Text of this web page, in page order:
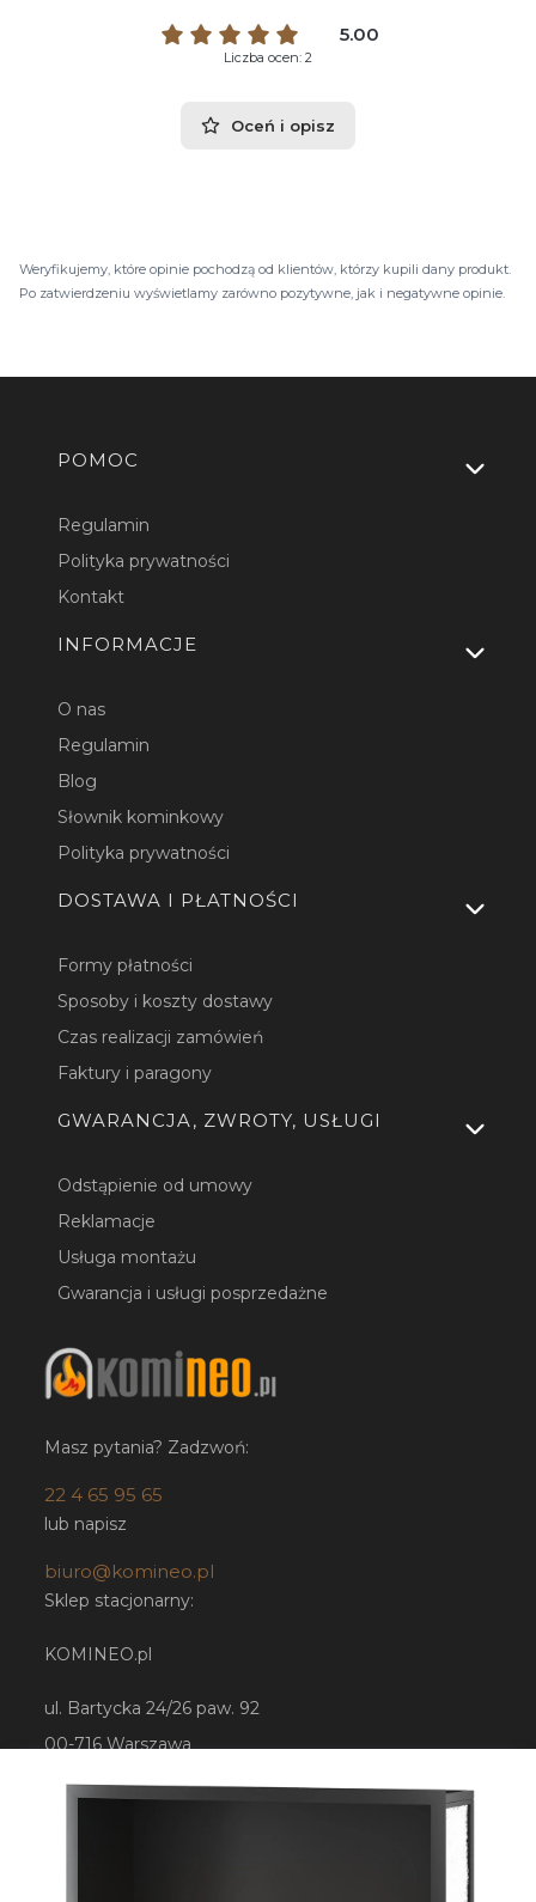
5.00
Liczba ocen: 2
Oceń i opisz
Weryfikujemy, które opinie pochodzą od klientów, którzy kupili dany produkt.
Po zatwierdzeniu wyświetlamy zarówno pozytywne, jak i negatywne opinie.
Linki w stopce
POMOC
Regulamin
Polityka prywatności
Kontakt
INFORMACJE
O nas
Regulamin
Blog
Słownik kominkowy
Polityka prywatności
DOSTAWA I PŁATNOŚCI
Formy płatności
Sposoby i koszty dostawy
Czas realizacji zamówień
Faktury i paragony
GWARANCJA, ZWROTY, USŁUGI
Odstąpienie od umowy
Reklamacje
Usługa montażu
Gwarancja i usługi posprzedażne
Masz pytania? Zadzwoń:
22 4 65 95 65
lub napisz
biuro@komineo.pl
Sklep stacjonarny:
KOMINEO.pl
ul. Bartycka 24/26 paw. 92
00-716 Warszawa
NIP: 5252224948